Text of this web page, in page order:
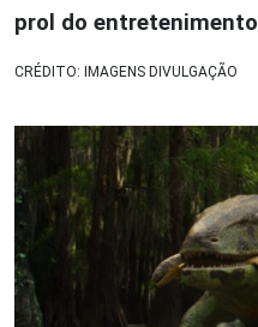
prol do entretenimento
CRÉDITO: IMAGENS DIVULGAÇÃO